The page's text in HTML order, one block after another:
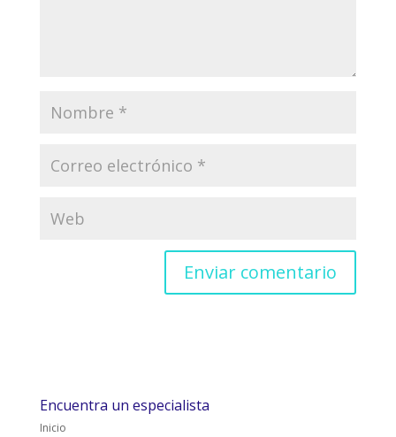
Encuentra un especialista
Inicio